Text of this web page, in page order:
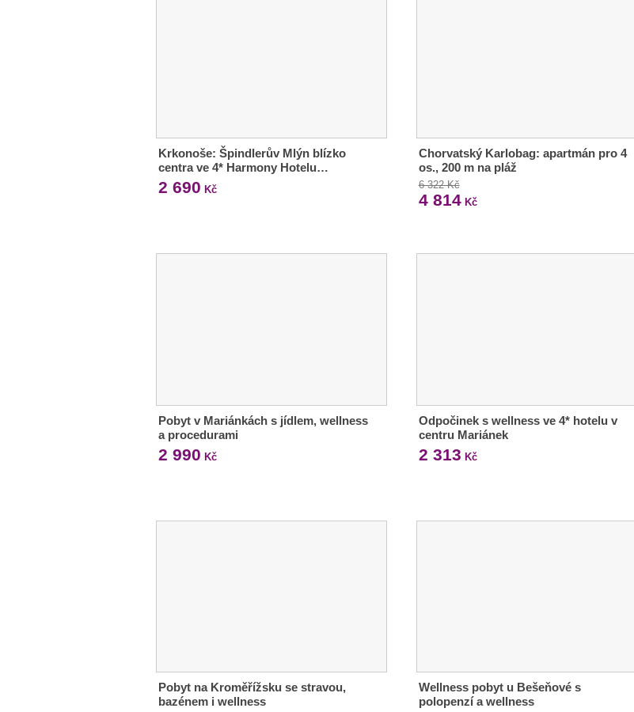
Krkonoše: Špindlerův Mlýn blízko
centra ve 4* Harmony Hotelu…
2 690 Kč
Chorvatský Karlobag: apartmán pro 4
os., 200 m na pláž
6 322 Kč
4 814Kč
Pobyt v Mariánkách s jídlem, wellness
a procedurami
2 990 Kč
Odpočinek s wellness ve 4* hotelu v
centru Mariánek
2 313 Kč
Pobyt na Kroměřížsku se stravou,
bazénem i wellness
Wellness pobyt u Bešeňové s
polopenzí a wellness